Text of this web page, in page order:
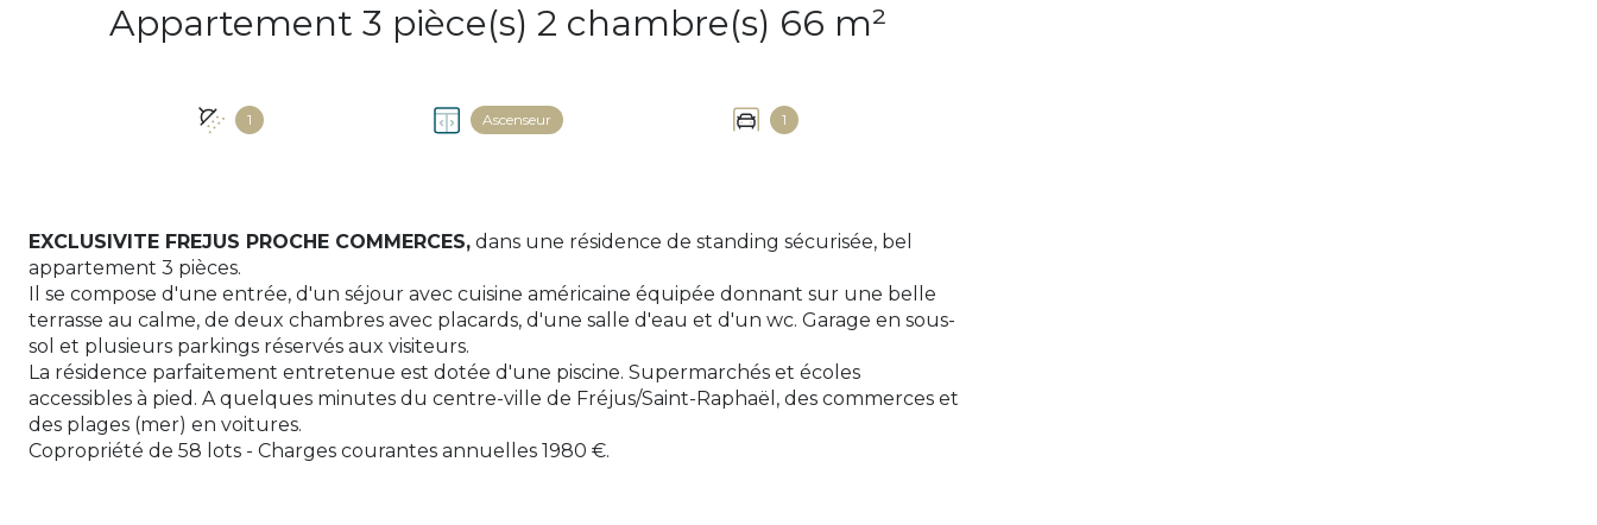
Appartement 3 pièce(s) 2 chambre(s) 66 m²
1 Ascenseur 1
EXCLUSIVITE FREJUS PROCHE COMMERCES, dans une résidence de standing sécurisée, bel
appartement 3 pièces.
Il se compose d'une entrée, d'un séjour avec cuisine américaine équipée donnant sur une belle
terrasse au calme, de deux chambres avec placards, d'une salle d'eau et d'un wc. Garage en sous-
sol et plusieurs parkings réservés aux visiteurs.
La résidence parfaitement entretenue est dotée d'une piscine. Supermarchés et écoles
accessibles à pied. A quelques minutes du centre-ville de Fréjus/Saint-Raphaël, des commerces et
des plages (mer) en voitures.
Copropriété de 58 lots - Charges courantes annuelles 1980 €.